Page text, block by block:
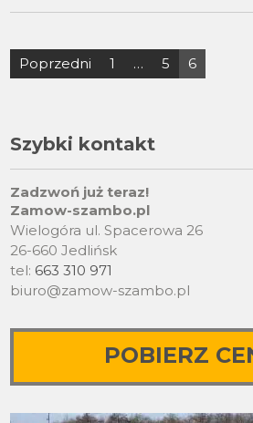
Stronicowanie
wpisów
Poprzedni 1 … 5 6
Szybki kontakt
Zadzwoń już teraz!
Zamow-szambo.pl
Wielogóra ul. Spacerowa 26
26-660 Jedlińsk
tel: 663 310 971
biuro@zamow-szambo.pl
POBIERZ